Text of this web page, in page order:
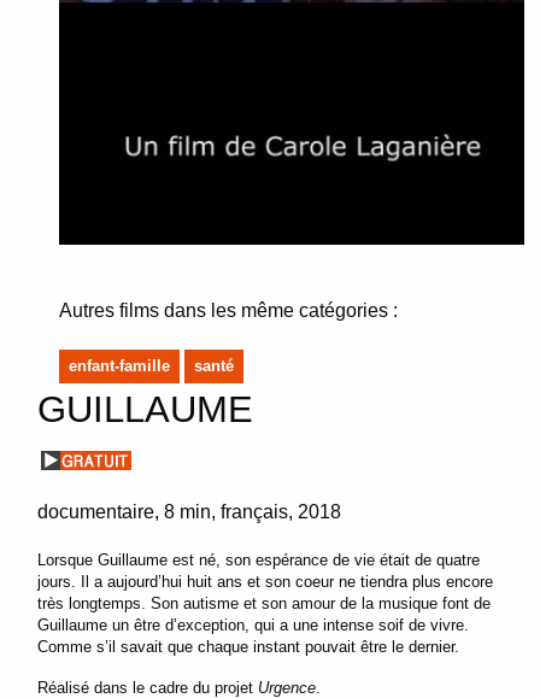
Autres films dans les même catégories :
enfant-famille santé
GUILLAUME
documentaire 8 min français 2018
Lorsque Guillaume est né, son espérance de vie était de quatre
jours. Il a aujourd’hui huit ans et son coeur ne tiendra plus encore
très longtemps. Son autisme et son amour de la musique font de
Guillaume un être d’exception, qui a une intense soif de vivre.
Comme s’il savait que chaque instant pouvait être le dernier.
Réalisé dans le cadre du projet Urgence